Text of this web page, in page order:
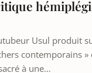
Usul produit
contemporains »
à une…